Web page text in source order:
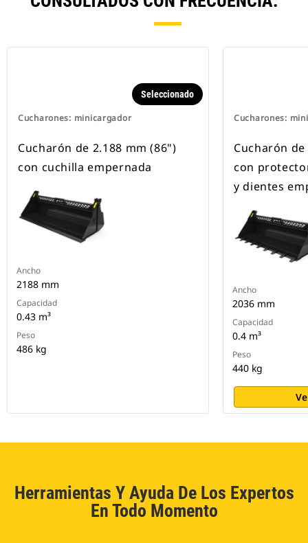
Cucharones: minicargador
Seleccionado
Cucharón de 2.188 mm (86")
con cuchilla empernada
Ancho
2188 mm
Capacidad
0.43 m³
Peso
486 kg
Cucharones:
Cucharón
con
y dientes
Ancho
2036 mm
Capacidad
0.4 m³
Peso
440 kg
Herramientas Y Ayuda De Los Expertos
En Todo Momento